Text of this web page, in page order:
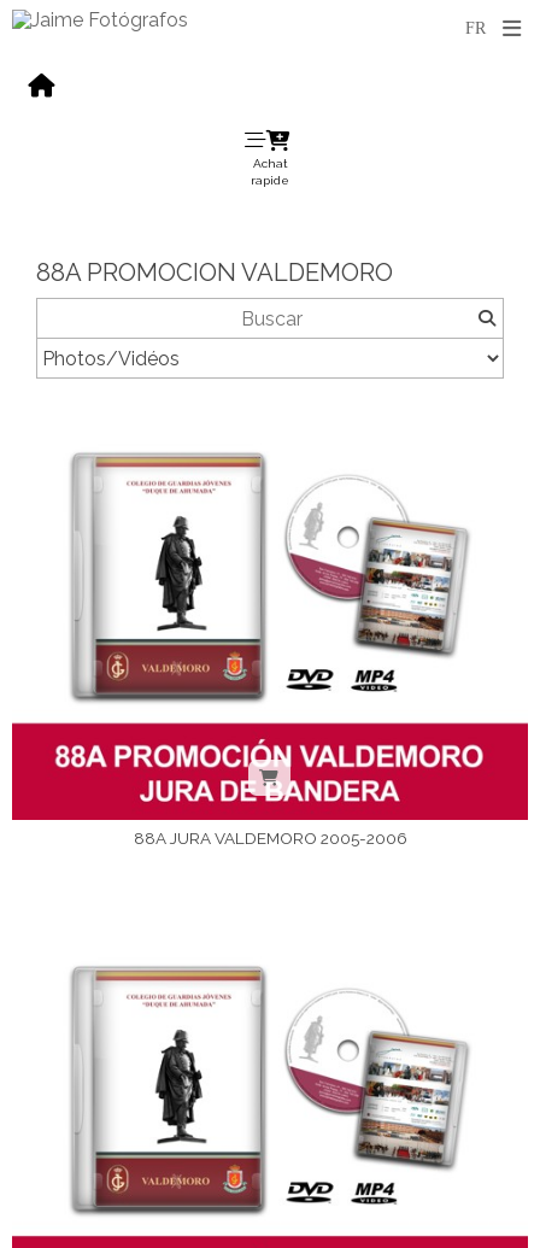
Achat
rapide
88A PROMOCION VALDEMORO
88A JURA VALDEMORO 2005-2006